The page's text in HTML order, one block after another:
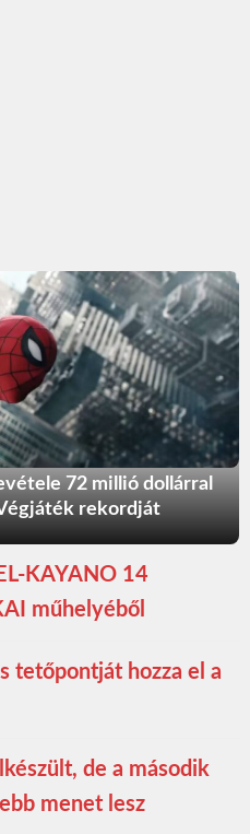
72 millió dollárral
rekordját
KAYANO 14
műhelyéből
tetőpontját hozza el a
de a második
menet lesz